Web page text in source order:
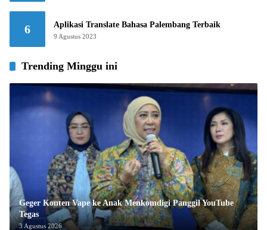
6 Aplikasi Translate Bahasa Palembang Terbaik
9 Agustus 2023
Trending Minggu ini
Geger Konten Vape ke Anak Menkomdigi Panggil YouTube
Tegas
3 Agustus 2026